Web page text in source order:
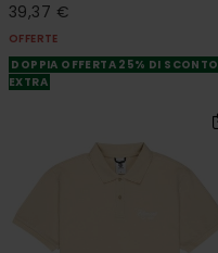
39,37 €
OFFERTE
DOPPIA OFFERTA 25% DI SCONTO
EXTRA